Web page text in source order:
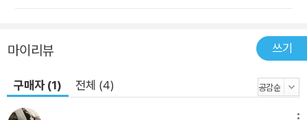
면에서 『재와 빨강』은 잘 짜여진 스릴러이자 인간에 대한 심도있
스케일을 지녔다. 저마다 놀라운 상상력과 불편한 진실로 인간성
와 빨강』이 유독 특별한 이유도 바로 독자로 하여금 사유의 지평
을 확장시켜주기 때문이다. 그러나 앞서 언급된 수많은 이유를 제
마이리뷰 쓰기
구매자 (1) 전체 (4)